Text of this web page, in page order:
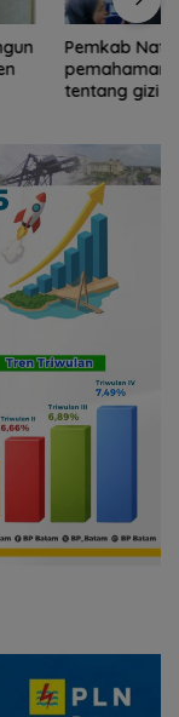
tingkatkan
masyarakat
seimbang